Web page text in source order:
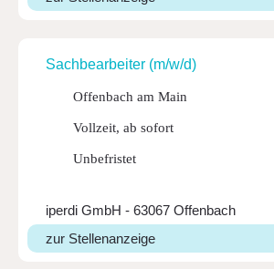
Sach­be­ar­beiter (m/w/d)
Offenbach am Main
Vollzeit, ab sofort
Unbefristet
iperdi GmbH - 63067 Offenbach
zur Stellenanzeige